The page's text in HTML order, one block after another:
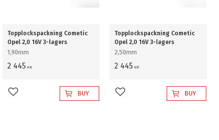
Topplockspackning Cometic
Opel 2,0 16V 3-lagers
1,90mm
2 445 KR
Add to favorites BUY
Topplockspackning Cometic
Opel 2,0 16V 3-lagers
2,50mm
2 445 KR
Add to favorites BUY